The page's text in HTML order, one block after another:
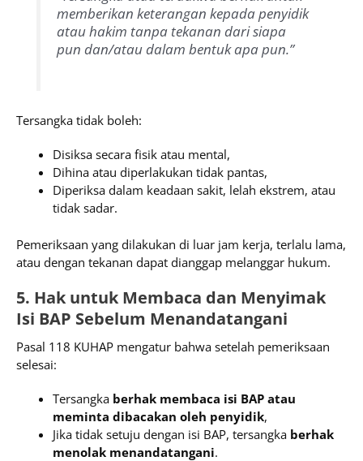
memberikan keterangan kepada penyidik
atau hakim tanpa tekanan dari siapa
pun dan/atau dalam bentuk apa pun.”
Tersangka tidak boleh:
Disiksa secara fisik atau mental,
Dihina atau diperlakukan tidak pantas,
Diperiksa dalam keadaan sakit, lelah ekstrem, atau
tidak sadar.
Pemeriksaan yang dilakukan di luar jam kerja, terlalu lama,
atau dengan tekanan dapat dianggap melanggar hukum.
5. Hak untuk Membaca dan Menyimak
Isi BAP Sebelum Menandatangani
Pasal 118 KUHAP mengatur bahwa setelah pemeriksaan
selesai:
Tersangka berhak membaca isi BAP atau
meminta dibacakan oleh penyidik,
Jika tidak setuju dengan isi BAP, tersangka berhak
menolak menandatangani.